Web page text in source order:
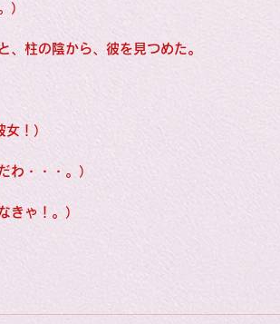
）
、柱の陰から、彼を見つめた。
！）
わ・・・。）
きゃ！。）